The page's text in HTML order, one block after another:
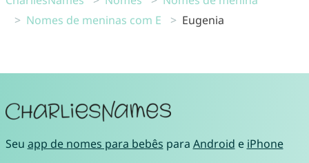
Nomes de meninas com E
Eugenia
Seu app de nomes para bebês para Android e iPhone